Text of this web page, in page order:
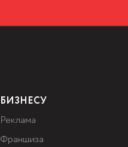
БИЗНЕСУ
Реклама
Франшиза